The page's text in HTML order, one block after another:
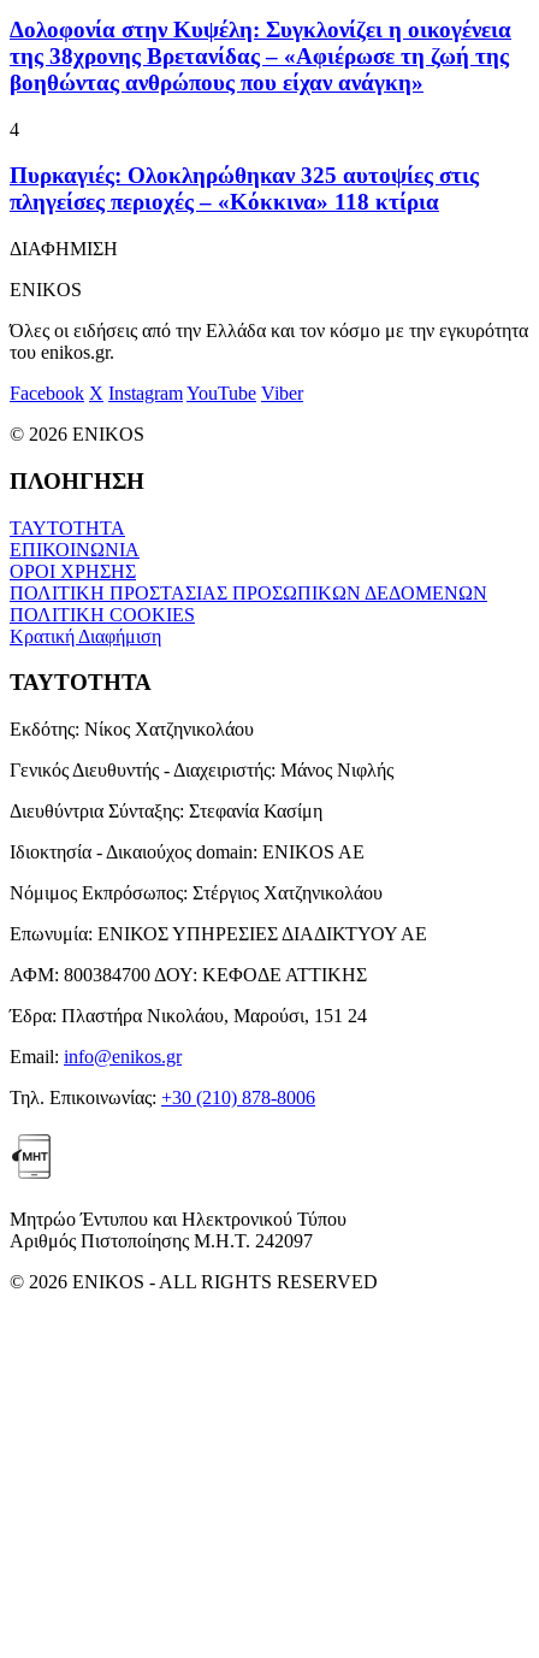
Δολοφονία στην Κυψέλη: Συγκλονίζει η οικογένεια
της 38χρονης Βρετανίδας – «Αφιέρωσε τη ζωή της
βοηθώντας ανθρώπους που είχαν ανάγκη»
4
Πυρκαγιές: Ολοκληρώθηκαν 325 αυτοψίες στις
πληγείσες περιοχές – «Κόκκινα» 118 κτίρια
ΔΙΑΦΗΜΙΣΗ
ENIKOS
Όλες οι ειδήσεις από την Ελλάδα και τον κόσμο με την εγκυρότητα
του enikos.gr.
Facebook X InstagramYouTube Viber
© 2026 ENIKOS
ΠΛΟΗΓΗΣΗ
ΤΑΥΤΟΤΗΤΑ
ΕΠΙΚΟΙΝΩΝΙΑ
ΟΡΟΙ ΧΡΗΣΗΣ
ΠΟΛΙΤΙΚΗ ΠΡΟΣΤΑΣΙΑΣ ΠΡΟΣΩΠΙΚΩΝ ΔΕΔΟΜΕΝΩΝ
ΠΟΛΙΤΙΚΗ COOKIES
Κρατική Διαφήμιση
ΤΑΥΤΟΤΗΤΑ
Εκδότης: Νίκος Χατζηνικολάου
Γενικός Διευθυντής - Διαχειριστής: Μάνος Νιφλής
Διευθύντρια Σύνταξης: Στεφανία Κασίμη
Ιδιοκτησία - Δικαιούχος domain: ENIKOS AE
Νόμιμος Εκπρόσωπος: Στέργιος Χατζηνικολάου
Επωνυμία: ΕΝΙΚΟΣ ΥΠΗΡΕΣΙΕΣ ΔΙΑΔΙΚΤΥΟΥ ΑΕ
ΑΦΜ: 800384700 ΔΟΥ: ΚΕΦΟΔΕ ΑΤΤΙΚΗΣ
Έδρα: Πλαστήρα Νικολάου, Μαρούσι, 151 24
Email: info@enikos.gr
Τηλ. Επικοινωνίας: +30 (210) 878-8006
Μητρώο Έντυπου και Ηλεκτρονικού Τύπου
Αριθμός Πιστοποίησης Μ.Η.Τ. 242097
© 2026 ENIKOS - ALL RIGHTS RESERVED